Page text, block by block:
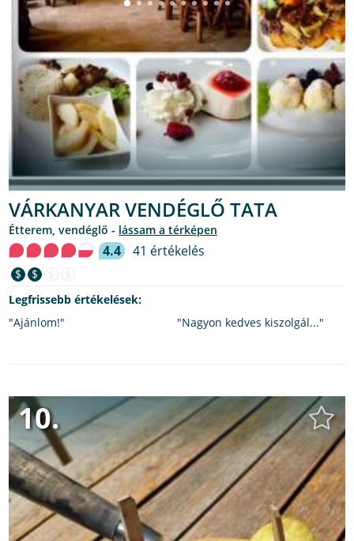
VÁRKANYAR VENDÉGLŐ TATA
étterem, vendéglő - lássam a térképen
4.4 41 értékelés
$ $
Legfrissebb értékelések:
"Ajánlom!"
"Nagyon kedves kiszolgál..."
10.